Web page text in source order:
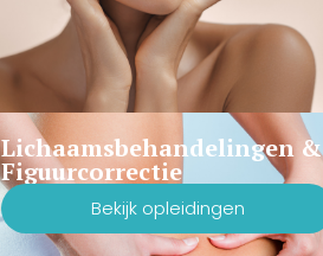
Lichaamsbehandelingen &
Figuurcorrectie
Bekijk opleidingen